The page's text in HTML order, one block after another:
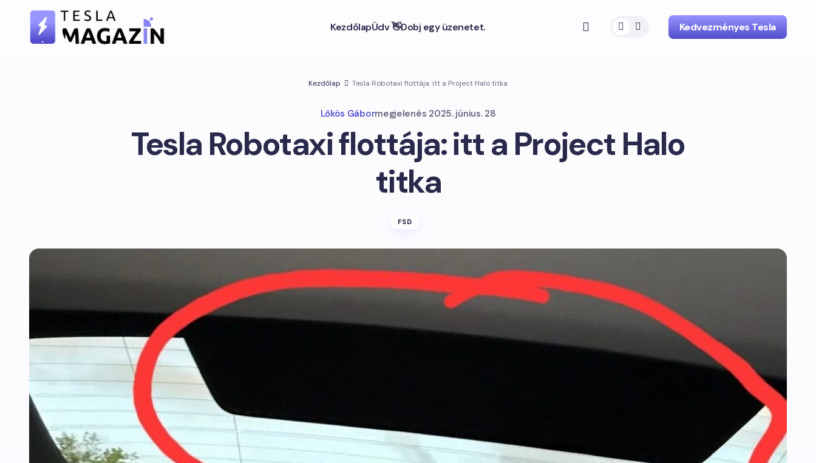
KezdőlapÜdv 👋Dobj egy üzenetet. Kedvezményes Tesla
Kezdőlap Tesla Robotaxi flottája: itt a Project Halo titka
Lőkös Gábormegjelenés 2025. június. 28
Tesla Robotaxi flottája: itt a Project Halo
titka
FSD